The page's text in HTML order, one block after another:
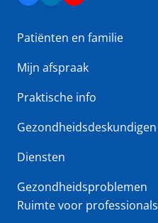
Patiënten en familie
Mijn afspraak
Praktische info
Gezondheidsdeskundigen
Diensten
Gezondheidsproblemen
Ruimte voor professionals